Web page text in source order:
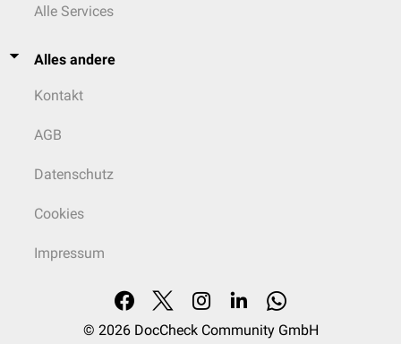
Alle Services
Alles andere
Kontakt
AGB
Datenschutz
Cookies
Impressum
© 2026 DocCheck Community GmbH